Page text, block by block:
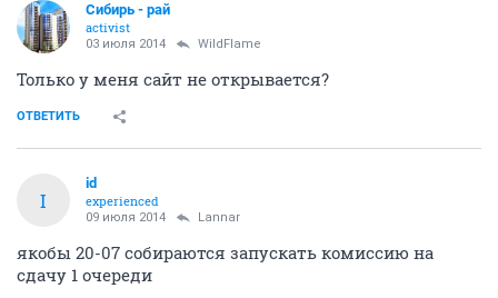
Сибирь - рай
activist
03 июля 2014 WildFlame
Только у меня сайт не открывается?
ОТВЕТИТЬ
I
id
experienced
09 июля 2014 Lannar
якобы 20-07 собираются запускать комиссию на
сдачу 1 очереди